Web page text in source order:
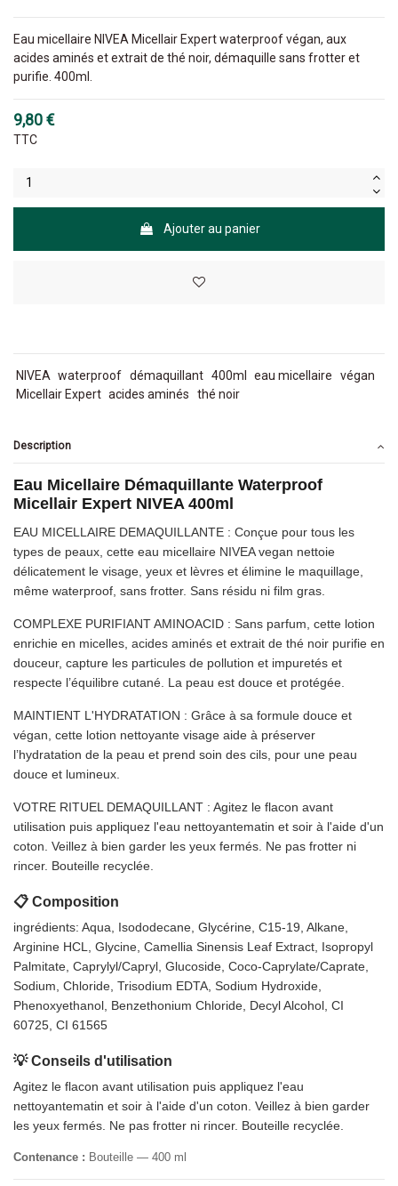
Eau micellaire NIVEA Micellair Expert waterproof végan, aux
acides aminés et extrait de thé noir, démaquille sans frotter et
purifie. 400ml.
9,80 €
TTC
Ajouter au panier
NIVEA waterproof démaquillant 400ml eau micellaire
végan
Micellair Expert acides aminés thé noir
Description
Eau Micellaire Démaquillante Waterproof
Micellair Expert NIVEA 400ml
EAU MICELLAIRE DEMAQUILLANTE : Conçue pour tous les
types de peaux, cette eau micellaire NIVEA vegan nettoie
délicatement le visage, yeux et lèvres et élimine le maquillage,
même waterproof, sans frotter. Sans résidu ni film gras.
COMPLEXE PURIFIANT AMINOACID : Sans parfum, cette lotion
enrichie en micelles, acides aminés et extrait de thé noir purifie en
douceur, capture les particules de pollution et impuretés et
respecte l’équilibre cutané. La peau est douce et protégée.
MAINTIENT L'HYDRATATION : Grâce à sa formule douce et
végan, cette lotion nettoyante visage aide à préserver
l’hydratation de la peau et prend soin des cils, pour une peau
douce et lumineux.
VOTRE RITUEL DEMAQUILLANT : Agitez le flacon avant
utilisation puis appliquez l'eau nettoyantematin et soir à l'aide d'un
coton. Veillez à bien garder les yeux fermés. Ne pas frotter ni
rincer. Bouteille recyclée.
📋 Composition
ingrédients: Aqua, Isododecane, Glycérine, C15-19, Alkane,
Arginine HCL, Glycine, Camellia Sinensis Leaf Extract, Isopropyl
Palmitate, Caprylyl/Capryl, Glucoside, Coco-Caprylate/Caprate,
Sodium, Chloride, Trisodium EDTA, Sodium Hydroxide,
Phenoxyethanol, Benzethonium Chloride, Decyl Alcohol, CI
60725, CI 61565
💡 Conseils d'utilisation
Agitez le flacon avant utilisation puis appliquez l'eau
nettoyantematin et soir à l'aide d'un coton. Veillez à bien garder
les yeux fermés. Ne pas frotter ni rincer. Bouteille recyclée.
Contenance : Bouteille — 400 ml